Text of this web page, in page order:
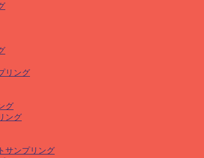
リング
グ
ング
サンプリング